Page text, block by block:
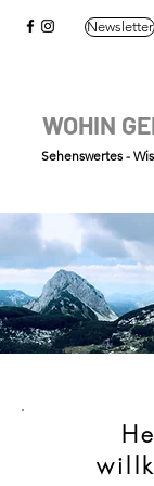
Newsletter
WOHIN
Sehenswertes -